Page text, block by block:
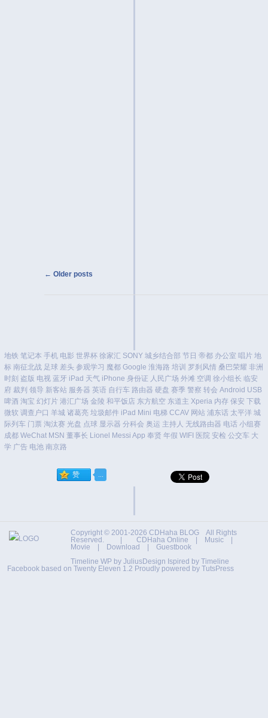
Post navigation
← Older posts
地铁 笔记本 手机 电影 世界杯 徐家汇 SONY 城乡结合部 节日 帝都 办公室 唱片 地
标 南征北战 足球 差头 参观学习 魔都 Google 淮海路 培训 罗刹风情 桑巴荣耀 非洲
时刻 盗版 电视 蓝牙 iPad 天气 iPhone 身份证 人民广场 外滩 空调 徐小组长 临安
府 裁判 领导 新客站 服务器 英语 自行车 路由器 硬盘 赛季 警察 转会 Android USB
啤酒 淘宝 幻灯片 港汇广场 金陵 和平饭店 东方航空 东道主 Xperia 内存 保安 下载
微软 调查户口 羊城 诸葛亮 垃圾邮件 iPad Mini 电梯 CCAV 网站 浦东话 太平洋 城
际列车 门票 淘汰赛 光盘 点球 显示器 分科会 奥运 主持人 无线路由器 电话 小组赛
成都 WeChat MSN 董事长 Lionel Messi App 奉贤 年假 WIFI 医院 安检 公交车 大
学 广告 电池 南京路
Copyright © 2001-2026 CDHaha BLOG All Rights
Reserved. | CDHaha Online | Music |
Movie | Download | Guestbook
Timeline WP by JuliusDesign Ispired by Timeline
Facebook based on Twenty Eleven 1.2 Proudly powered by TutsPress